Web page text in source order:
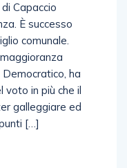
Capaccio
È successo
comunale.
ha
voto in più che il
galleggiare ed
[…]